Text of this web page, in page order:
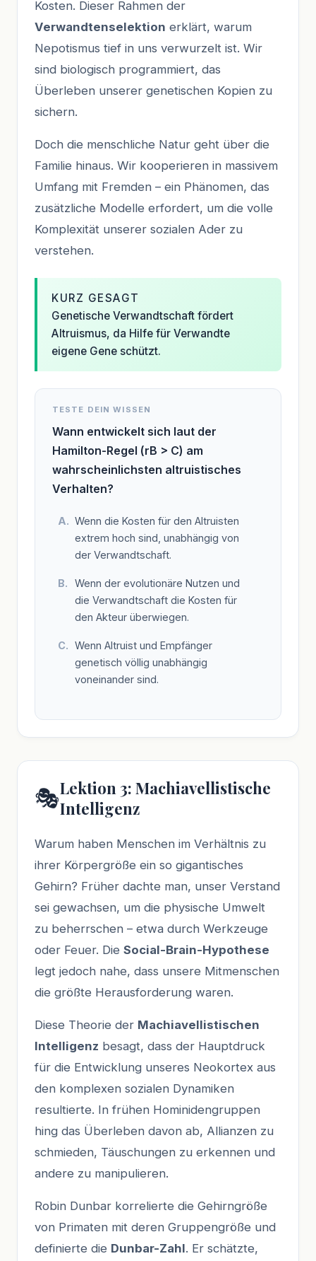
Kosten. Dieser Rahmen der
Verwandtenselektion erklärt, warum
Nepotismus tief in uns verwurzelt ist. Wir
sind biologisch programmiert, das
Überleben unserer genetischen Kopien zu
sichern.
Doch die menschliche Natur geht über die
Familie hinaus. Wir kooperieren in massivem
Umfang mit Fremden – ein Phänomen, das
zusätzliche Modelle erfordert, um die volle
Komplexität unserer sozialen Ader zu
verstehen.
KURZ GESAGT
Genetische Verwandtschaft fördert
Altruismus, da Hilfe für Verwandte
eigene Gene schützt.
TESTE DEIN WISSEN
Wann entwickelt sich laut der
Hamilton-Regel (rB > C) am
wahrscheinlichsten altruistisches
Verhalten?
Wenn die Kosten für den Altruisten
extrem hoch sind, unabhängig von
der Verwandtschaft.
Wenn der evolutionäre Nutzen und
die Verwandtschaft die Kosten für
den Akteur überwiegen.
Wenn Altruist und Empfänger
genetisch völlig unabhängig
voneinander sind.
🎭Lektion 3: Machiavellistische
Intelligenz
Warum haben Menschen im Verhältnis zu
ihrer Körpergröße ein so gigantisches
Gehirn? Früher dachte man, unser Verstand
sei gewachsen, um die physische Umwelt
zu beherrschen – etwa durch Werkzeuge
oder Feuer. Die Social-Brain-Hypothese
legt jedoch nahe, dass unsere Mitmenschen
die größte Herausforderung waren.
Diese Theorie der Machiavellistischen
Intelligenz besagt, dass der Hauptdruck
für die Entwicklung unseres Neokortex aus
den komplexen sozialen Dynamiken
resultierte. In frühen Hominidengruppen
hing das Überleben davon ab, Allianzen zu
schmieden, Täuschungen zu erkennen und
andere zu manipulieren.
Robin Dunbar korrelierte die Gehirngröße
von Primaten mit deren Gruppengröße und
definierte die Dunbar-Zahl. Er schätzte,